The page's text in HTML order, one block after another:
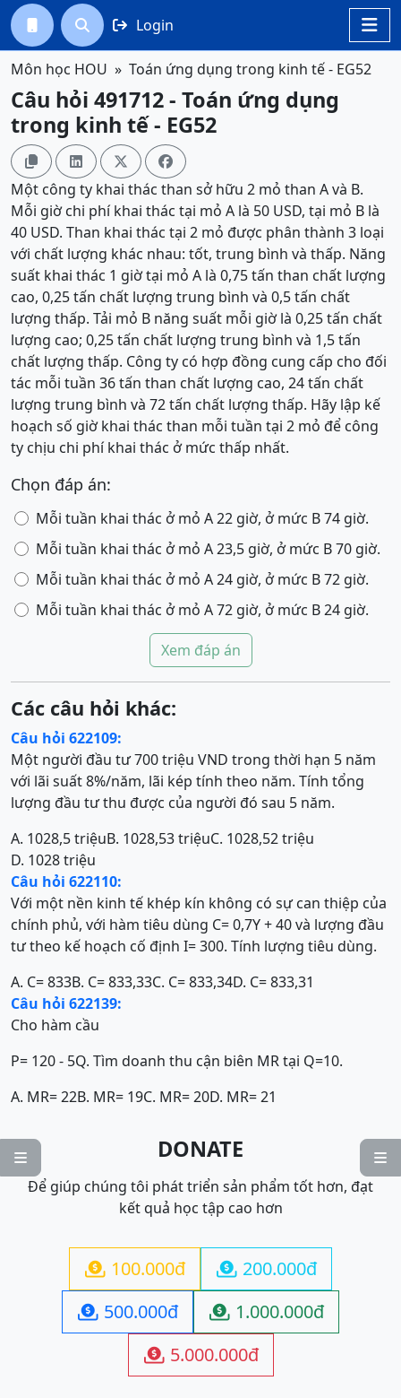

  Login


Môn học HOU Toán ứng dụng trong kinh tế - EG52
Câu hỏi 491712 - Toán ứng dụng
trong kinh tế - EG52
   
Một công ty khai thác than sở hữu 2 mỏ than A và B.
Mỗi giờ chi phí khai thác tại mỏ A là 50 USD, tại mỏ B là
40 USD. Than khai thác tại 2 mỏ được phân thành 3 loại
với chất lượng khác nhau: tốt, trung bình và thấp. Năng
suất khai thác 1 giờ tại mỏ A là 0,75 tấn than chất lượng
cao, 0,25 tấn chất lượng trung bình và 0,5 tấn chất
lượng thấp. Tải mỏ B năng suất mỗi giờ là 0,25 tấn chất
lượng cao; 0,25 tấn chất lượng trung bình và 1,5 tấn
chất lượng thấp. Công ty có hợp đồng cung cấp cho đối
tác mỗi tuần 36 tấn than chất lượng cao, 24 tấn chất
lượng trung bình và 72 tấn chất lượng thấp. Hãy lập kế
hoạch số giờ khai thác than mỗi tuần tại 2 mỏ để công
ty chịu chi phí khai thác ở mức thấp nhất.
Chọn đáp án:
Mỗi tuần khai thác ở mỏ A 22 giờ, ở mức B 74 giờ.
Mỗi tuần khai thác ở mỏ A 23,5 giờ, ở mức B 70 giờ.
Mỗi tuần khai thác ở mỏ A 24 giờ, ở mức B 72 giờ.
Mỗi tuần khai thác ở mỏ A 72 giờ, ở mức B 24 giờ.
Xem đáp án
Các câu hỏi khác:
Câu hỏi 622109:
Một người đầu tư 700 triệu VND trong thời hạn 5 năm
với lãi suất 8%/năm, lãi kép tính theo năm. Tính tổng
lượng đầu tư thu được của người đó sau 5 năm.
A. 1028,5 triệuB. 1028,53 triệuC. 1028,52 triệu
D. 1028 triệu
Câu hỏi 622110:
Với một nền kinh tế khép kín không có sự can thiệp của
chính phủ, với hàm tiêu dùng C= 0,7Y + 40 và lượng đầu
tư theo kế hoạch cố định I= 300. Tính lượng tiêu dùng.
A. C= 833B. C= 833,33C. C= 833,34D. C= 833,31
Câu hỏi 622139:
Cho hàm cầu
P= 120 - 5Q. Tìm doanh thu cận biên MR tại Q=10.
A. MR= 22B. MR= 19C. MR= 20D. MR= 21
DONATE
Để giúp chúng tôi phát triển sản phẩm tốt hơn, đạt
kết quả học tập cao hơn
 100.000đ  200.000đ
 500.000đ  1.000.000đ
 5.000.000đ